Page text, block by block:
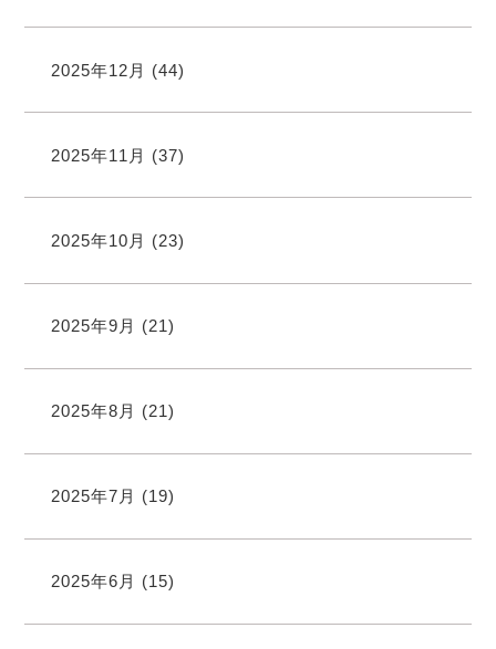
2025年12月 (44)
2025年11月 (37)
2025年10月 (23)
2025年9月 (21)
2025年8月 (21)
2025年7月 (19)
2025年6月 (15)